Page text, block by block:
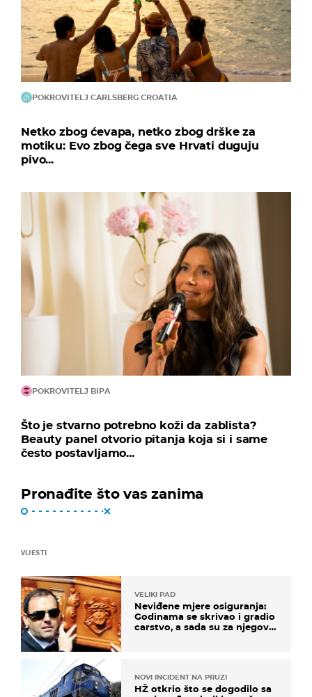
POKROVITELJ CARLSBERG CROATIA
Netko zbog ćevapa, netko zbog drške za
motiku: Evo zbog čega sve Hrvati duguju
pivo...
POKROVITELJ BIPA
Što je stvarno potrebno koži da zablista?
Beauty panel otvorio pitanja koja si i same
često postavljamo...
Pronađite što vas zanima
VIJESTI
VELIKI PAD
Neviđene mjere osiguranja:
Godinama se skrivao i gradio
carstvo, a sada su za njegovo
NOVI INCIDENT NA PRUZI
HŽ otkrio što se dogodilo sa